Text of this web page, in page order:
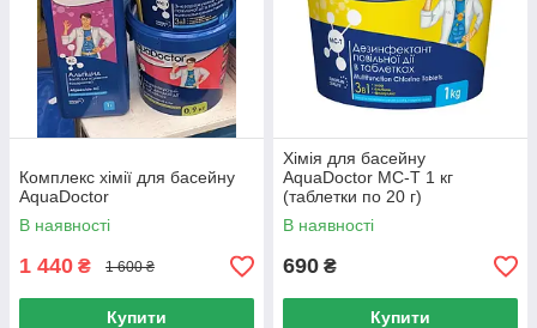
Комплекс хімії для басейну
AquaDoctor
В наявності
1 440 ₴ 1 600 ₴
Купити
Хімія для басейну
AquaDoctor MC-T 1 кг
(таблетки по 20 г)
В наявності
690 ₴
Купити